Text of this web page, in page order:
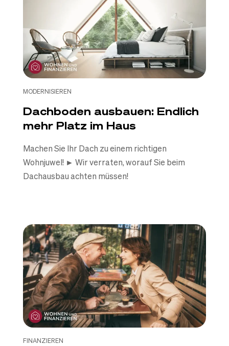
MODERNISIEREN
Dachboden ausbauen: Endlich
mehr Platz im Haus
Machen Sie Ihr Dach zu einem richtigen
Wohnjuwel! ► Wir verraten, worauf Sie beim
Dachausbau achten müssen!
FINANZIEREN